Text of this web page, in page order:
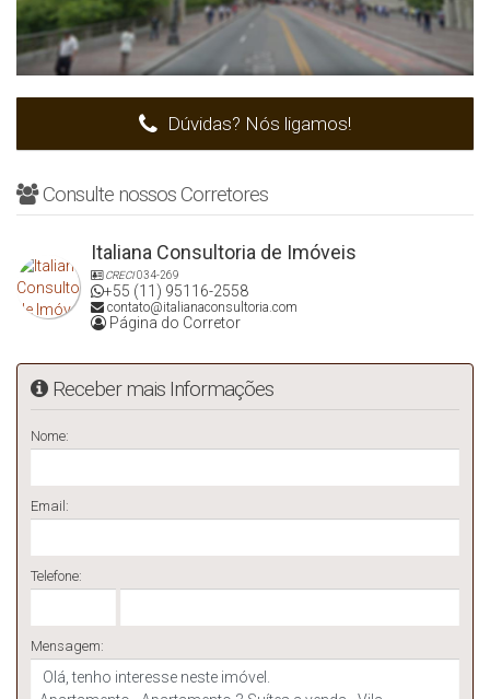
Dúvidas? Nós ligamos!
Consulte nossos Corretores
Italiana Consultoria de Imóveis
CRECI034-269
+55 (11) 95116-2558
contato@italianaconsultoria.com
Página do Corretor
Receber mais Informações
Nome:
Email:
Telefone:
Mensagem: